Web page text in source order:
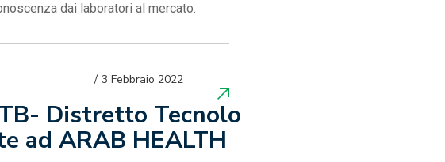
dai laboratori al mercato.
Distretto Tecnolo
ad ARAB HEALTH
3 Febbraio 2022